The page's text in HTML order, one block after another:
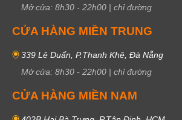
Mở cửa: 8h30 - 22h00 | chỉ đường
CỬA HÀNG MIỀN TRUNG
339 Lê Duẩn, P.Thanh Khê, Đà Nẵng
Mở cửa: 8h30 - 22h00 | chỉ đường
CỬA HÀNG MIỀN NAM